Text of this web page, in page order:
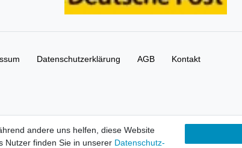
Daten­schutz­erklärung AGB Kontakt
sind Eigentum Ihrer rechtmäßigen Eigentümer und
andere uns helfen, diese Website
Nutzer finden Sie in unserer Daten­schutz­